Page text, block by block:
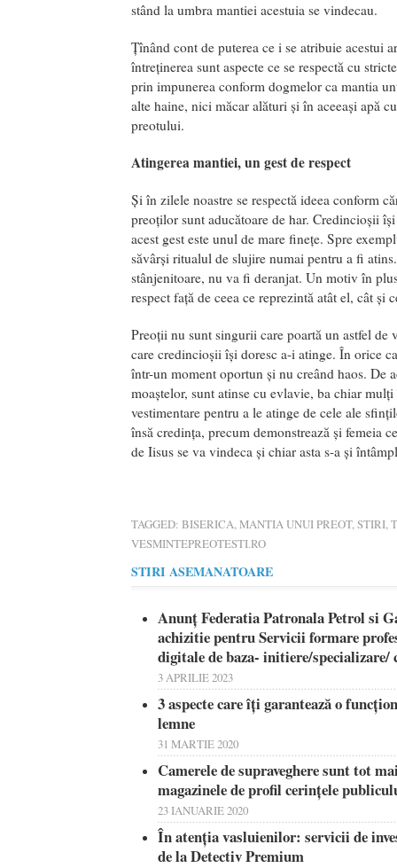
stând la umbra mantiei acestuia se vindecau.
Țînând cont de puterea ce i se atribuie acestui
întreținerea sunt aspecte ce se respectă cu
prin impunerea conform dogmelor ca mantia
alte haine, nici măcar alături și în aceeași apă
preotului.
Atingerea mantiei, un gest de respect
Și în zilele noastre se respectă ideea conform
preoților sunt aducătoare de har. Credincioșii
acest gest este unul de mare finețe. Spre
săvârși ritualul de slujire numai pentru a fi
stânjenitoare, nu va fi deranjat. Un motiv în
respect față de ceea ce reprezintă atât el, cât și
Preoții nu sunt singurii care poartă un astfel de
care credincioșii își doresc a-i atinge. În orice
într-un moment oportun și nu creând haos. De
moaștelor, sunt atinse cu evlavie, ba chiar
vestimentare pentru a le atinge de cele ale
însă credința, precum demonstrează și femeia
de Iisus se va vindeca și chiar asta s-a și
TAGGED: BISERICA,MANTIA UNUI PREOT,STIRI,
VESMINTEPREOTESTI.RO
STIRI ASEMANATOARE
Anunț Federatia Patronala Petrol si
achizitie pentru Servicii formare
digitale de baza- initiere/specializare/
3 APRILIE 2023
3 aspecte care îți garantează o
lemne
31 MARTIE 2020
Camerele de supraveghere sunt tot
magazinele de profil cerințele
23 IANUARIE 2020
În atenția vasluienilor: servicii de
de la Detectiv Premium